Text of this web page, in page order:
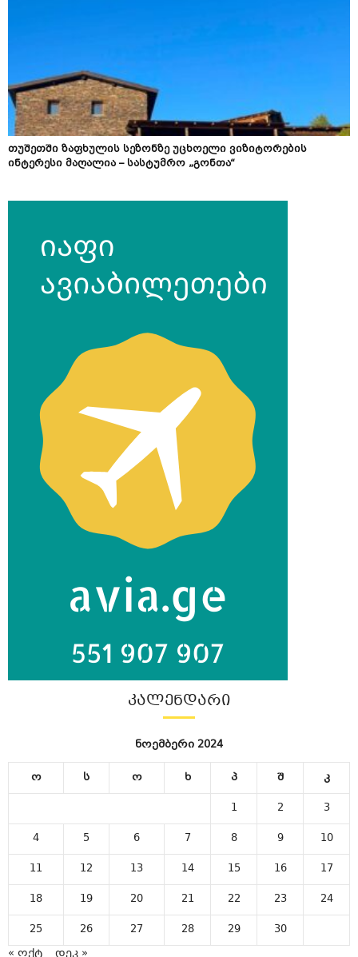
თუშეთში ზაფხულის სეზონზე უცხოელი ვიზიტორების
ინტერესი მაღალია – სასტუმრო „გონთა“
ᲙᲐᲚᲔᲜᲓᲐᲠᲘ
ნოემბერი 2024
ო ს ო ხ პ შ
კ
1
2
3
4
5 6 7 8 9
10
11
12 13 14 15 16
17
18
19 20 21 22 23
24
25
26 27 28 29
30